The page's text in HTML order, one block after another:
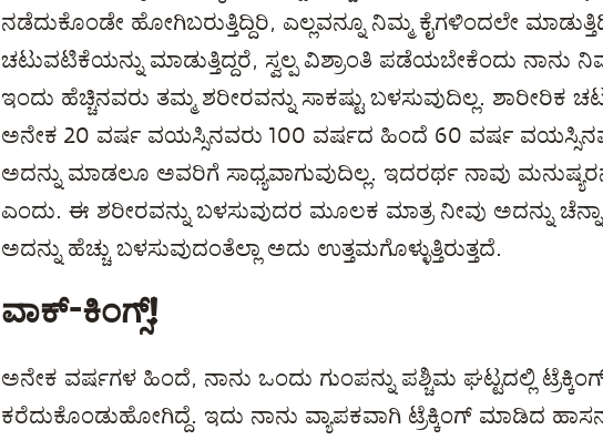
ನಡೆದುಕೊಂಡೇ ಹೋಗಿಬರುತ್ತಿದ್ದಿರಿ, ಎಲ್ಲವನ್ನೂ ನಿಮ್ಮ ಕೈಗಳಿಂದಲೇ
ಚಟುವಟಿಕೆಯನ್ನು ಮಾಡುತ್ತಿದ್ದರೆ, ಸ್ವಲ್ಪ ವಿಶ್ರಾಂತಿ ಪಡೆಯಬೇಕೆಂದು ನಾನು
ಇಂದು ಹೆಚ್ಚಿನವರು ತಮ್ಮ ಶರೀರವನ್ನು ಸಾಕಷ್ಟು ಬಳಸುವುದಿಲ್ಲ.
ಅನೇಕ 20 ವರ್ಷ ವಯಸ್ಸಿನವರು 100 ವರ್ಷದ ಹಿಂದೆ 60 ವರ್ಷ
ಅದನ್ನು ಮಾಡಲೂ ಅವರಿಗೆ ಸಾಧ್ಯವಾಗುವುದಿಲ್ಲ. ಇದರರ್ಥ ನಾವು
ಎಂದು. ಈ ಶರೀರವನ್ನು ಬಳಸುವುದರ ಮೂಲಕ ಮಾತ್ರ ನೀವು ಅದನ್ನು
ಅದನ್ನು ಹೆಚ್ಚು ಬಳಸುವುದಂತೆಲ್ಲಾ ಅದು ಉತ್ತಮಗೊಳ್ಳುತ್ತಿರುತ್ತದೆ.
ವಾಕ್-ಕಿಂಗ್ಸ್!
ಅನೇಕ ವರ್ಷಗಳ ಹಿಂದೆ, ನಾನು ಒಂದು ಗುಂಪನ್ನು ಪಶ್ಚಿಮ ಘಟ್ಟದಲ್ಲಿ
ಕರೆದುಕೊಂಡುಹೋಗಿದ್ದೆ. ಇದು ನಾನು ವ್ಯಾಪಕವಾಗಿ ಟ್ರೆಕ್ಕಿಂಗ್ ಮಾಡಿದ